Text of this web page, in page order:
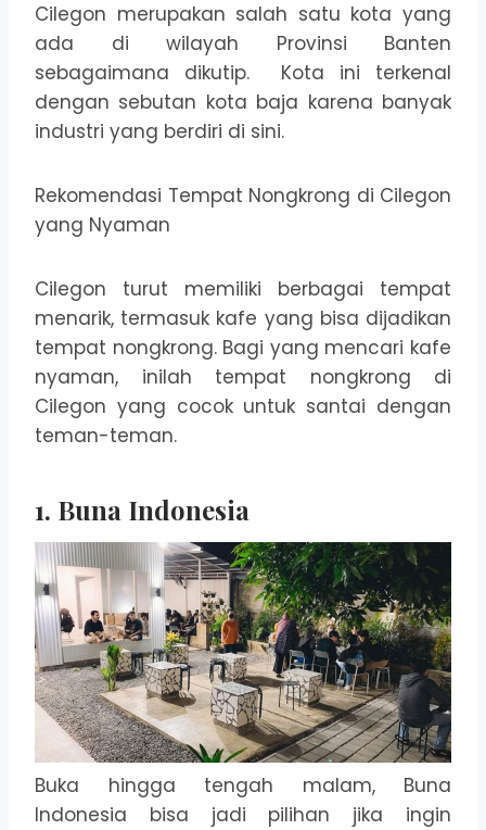
Cilegon merupakan salah satu kota yang
ada di wilayah Provinsi Banten
sebagaimana dikutip. Kota ini terkenal
dengan sebutan kota baja karena banyak
industri yang berdiri di sini.
Rekomendasi Tempat Nongkrong di Cilegon
yang Nyaman
Cilegon turut memiliki berbagai tempat
menarik, termasuk kafe yang bisa dijadikan
tempat nongkrong. Bagi yang mencari kafe
nyaman, inilah tempat nongkrong di
Cilegon yang cocok untuk santai dengan
teman-teman.
1. Buna Indonesia
Buka hingga tengah malam, Buna
Indonesia bisa jadi pilihan jika ingin